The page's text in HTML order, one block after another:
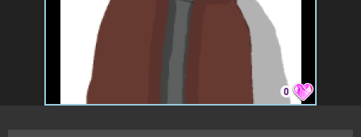
0